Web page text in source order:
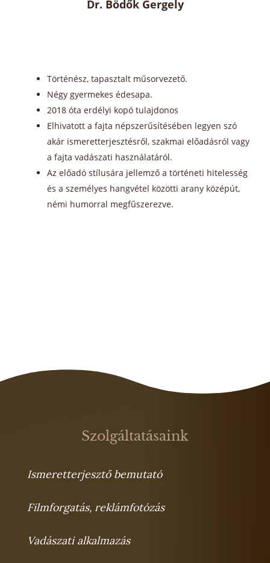
Dr. Bödők Gergely
Történész, tapasztalt műsorvezető.
Négy gyermekes édesapa.
2018 óta erdélyi kopó tulajdonos
Elhivatott a fajta népszerűsítésében legyen szó
akár ismeretterjesztésről, szakmai előadásról vagy
a fajta vadászati használatáról.
Az előadó stílusára jellemző a történeti hitelesség
és a személyes hangvétel közötti arany középút,
némi humorral megfűszerezve.
Szolgáltatásaink
Ismeretterjesztő bemutató
Filmforgatás, reklámfotózás
Vadászati alkalmazás